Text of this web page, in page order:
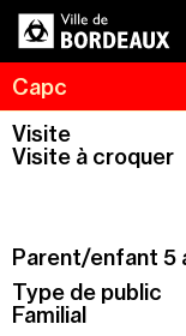
Aller
contenu
principal
Capc
Menu
de
Agenda
Expositions
Capc Kids
Collection
Le Capc
Visite
Visite à croquer
Parent/enfant 5
Type de public
Familial
Panneau de gestion des